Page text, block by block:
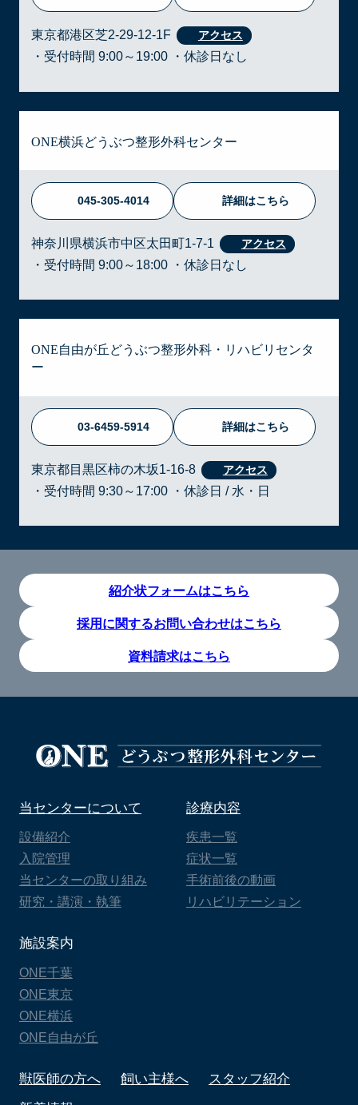
東京都港区芝2-29-12-1F
・受付時間 9:00～19:00 ・休診日なし
ONE横浜どうぶつ整形外科センター
045-305-4014 詳細はこちら
神奈川県横浜市中区太田町1-7-1
・受付時間 9:00～18:00 ・休診日なし
ONE自由が丘どうぶつ整形外科・リハビリセンタ
ー
03-6459-5914 詳細はこちら
東京都目黒区柿の木坂1-16-8
・受付時間 9:30～17:00 ・休診日 / 水・日
紹介状フォームはこちら
採用に関するお問い合わせはこちら
資料請求はこちら
当センターについて
設備紹介
入院管理
当センターの取り組み
研究・講演・執筆
診療内容
疾患一覧
症状一覧
手術前後の動画
リハビリテーション
施設案内
ONE千葉
ONE東京
ONE横浜
ONE自由が丘
獣医師の方へ 飼い主様へ
スタッフ紹介